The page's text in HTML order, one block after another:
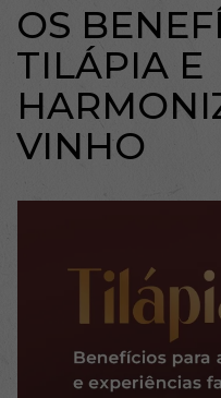
OS
TILÁPIA E
VINHO